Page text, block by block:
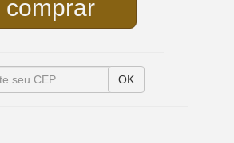
comprar
OK